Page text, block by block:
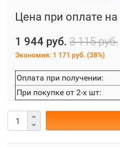
Цена при оплате на
1 944 руб. 3 115 руб.
Экономия: 1 171 руб. (38%)
Оплата при получении:
При покупке от 2-х шт: